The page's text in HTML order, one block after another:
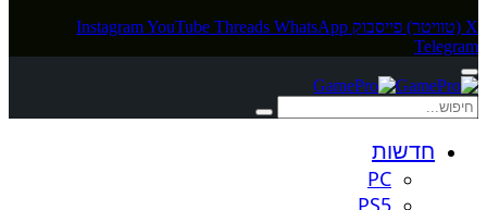
X (טוויטר) פייסבוק InstagramYouTube Threads WhatsApp
Telegram
חדשות
PC
PS5